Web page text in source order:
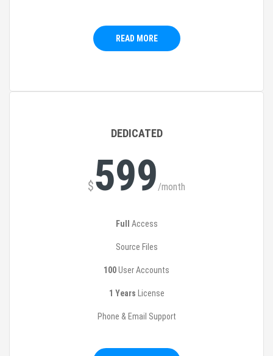
READ MORE
DEDICATED
$599/month
Full Access
Source Files
100User Accounts
1 Years License
Phone & Email Support